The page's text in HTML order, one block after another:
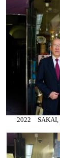
2022 SAKAI,